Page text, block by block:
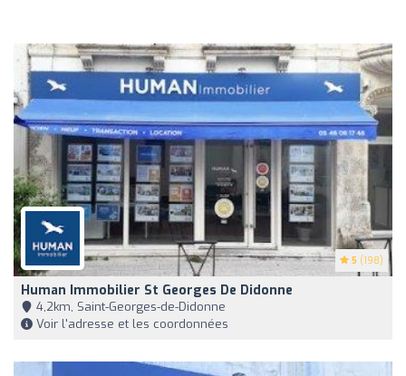
5 (198)
Human Immobilier St Georges De Didonne
4,2km, Saint-Georges-de-Didonne
Voir l'adresse et les coordonnées